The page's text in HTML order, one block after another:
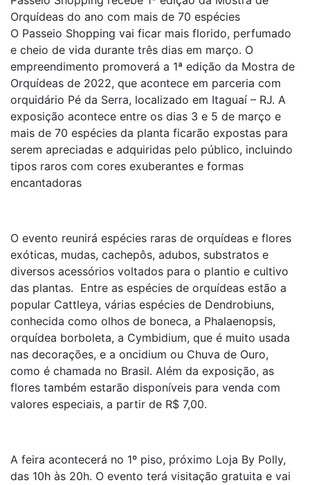
Orquídeas do ano com mais de 70 espécies
O Passeio Shopping vai ficar mais florido, perfumado
e cheio de vida durante três dias em março. O
empreendimento promoverá a 1ª edição da Mostra de
Orquídeas de 2022, que acontece em parceria com
orquidário Pé da Serra, localizado em Itaguaí – RJ. A
exposição acontece entre os dias 3 e 5 de março e
mais de 70 espécies da planta ficarão expostas para
serem apreciadas e adquiridas pelo público, incluindo
tipos raros com cores exuberantes e formas
encantadoras
O evento reunirá espécies raras de orquídeas e flores
exóticas, mudas, cachepôs, adubos, substratos e
diversos acessórios voltados para o plantio e cultivo
das plantas. Entre as espécies de orquídeas estão a
popular Cattleya, várias espécies de Dendrobiuns,
conhecida como olhos de boneca, a Phalaenopsis,
orquídea borboleta, a Cymbidium, que é muito usada
nas decorações, e a oncidium ou Chuva de Ouro,
como é chamada no Brasil. Além da exposição, as
flores também estarão disponíveis para venda com
valores especiais, a partir de R$ 7,00.
A feira acontecerá no 1º piso, próximo Loja By Polly,
das 10h às 20h. O evento terá visitação gratuita e vai